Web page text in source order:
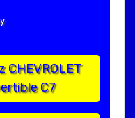
C7